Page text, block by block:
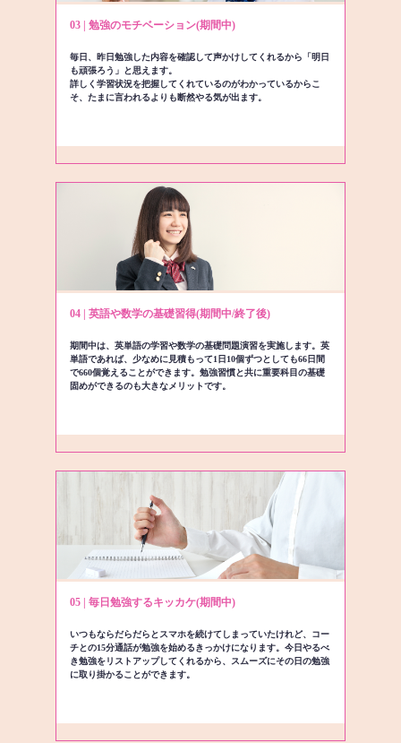
03 | 勉強のモチベーション(期間中)
毎日、昨日勉強した内容を確認して声かけしてくれるから「明日
も頑張ろう」と思えます。
詳しく学習状況を把握してくれているのがわかっているからこ
そ、たまに言われるよりも断然やる気が出ます。
04 | 英語や数学の基礎習得(期間中/終了後)
期間中は、英単語の学習や数学の基礎問題演習を実施します。英
単語であれば、少なめに見積もって1日10個ずつとしても66日間
で660個覚えることができます。勉強習慣と共に重要科目の基礎
固めができるのも大きなメリットです。
05 | 毎日勉強するキッカケ(期間中)
いつもならだらだらとスマホを続けてしまっていたけれど、コー
チとの15分通話が勉強を始めるきっかけになります。今日やるべ
き勉強をリストアップしてくれるから、スムーズにその日の勉強
に取り掛かることができます。